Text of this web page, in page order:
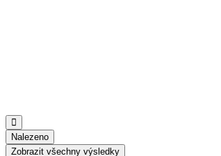
Nalezeno
Zobrazit všechny výsledky